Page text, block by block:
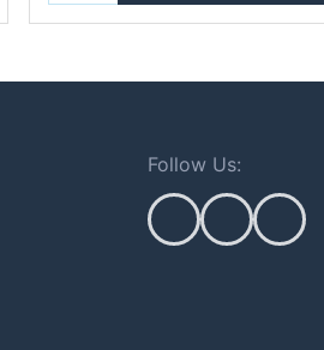
Follow Us: